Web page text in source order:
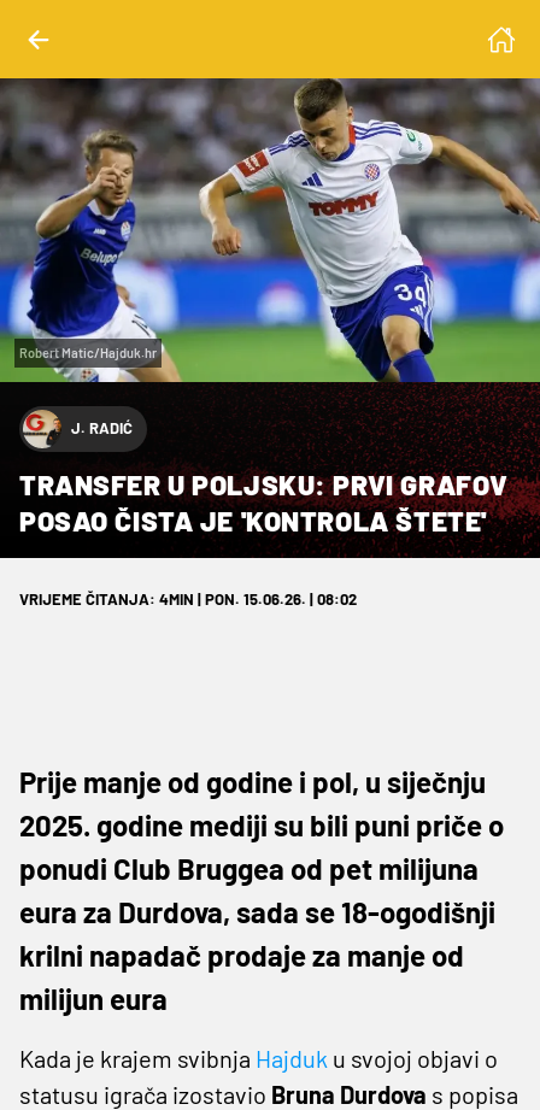
Robert Matic/Hajduk.hr
J. RADIĆ
TRANSFER U POLJSKU: PRVI GRAFOV
POSAO ČISTA JE 'KONTROLA ŠTETE'
VRIJEME ČITANJA: 4MIN | PON. 15.06.26. | 08:02
Prije manje od godine i pol, u siječnju
2025. godine mediji su bili puni priče o
ponudi Club Bruggea od pet milijuna
eura za Durdova, sada se 18-ogodišnji
krilni napadač prodaje za manje od
milijun eura
Kada je krajem svibnja Hajduk u svojoj objavi o
statusu igrača izostavio Bruna Durdova s popisa